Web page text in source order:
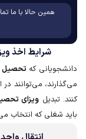
همین حالا با ما
شرایط اخذ
دانشجویانی که تحصیل
می‌گذارند، می‌توانند
کنند. تبدیل ویزای
باید شغلی که انتخاب